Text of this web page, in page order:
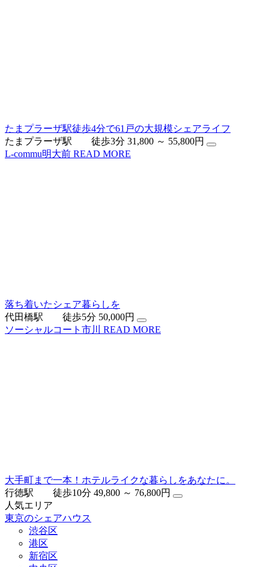
たまプラーザ駅徒歩4分で61戸の大規模シェアライフ
たまプラーザ駅 徒歩3分 31,800 ～ 55,800円
L-commu明大前 READ MORE
落ち着いたシェア暮らしを
代田橋駅 徒歩5分 50,000円
ソーシャルコート市川
READ MORE
大手町まで一本！ホテルライクな暮らしをあなたに。
行徳駅 徒歩10分 49,800 ～ 76,800円
人気エリア
東京のシェアハウス
渋谷区
港区
新宿区